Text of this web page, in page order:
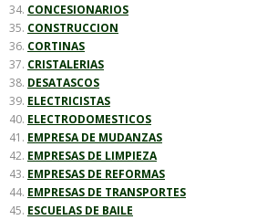
CONCESIONARIOS
CONSTRUCCION
CORTINAS
CRISTALERIAS
DESATASCOS
ELECTRICISTAS
ELECTRODOMESTICOS
EMPRESA DE MUDANZAS
EMPRESAS DE LIMPIEZA
EMPRESAS DE REFORMAS
EMPRESAS DE TRANSPORTES
ESCUELAS DE BAILE